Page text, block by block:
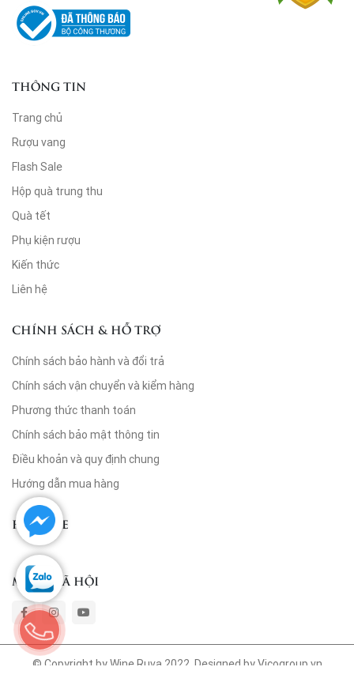
THÔNG TIN
Trang chủ
Rượu vang
Flash Sale
Hộp quà trung thu
Quà tết
Phụ kiện rượu
Kiến thức
Liên hệ
CHÍNH SÁCH & HỖ TRỢ
Chính sách bảo hành và đổi trả
Chính sách vận chuyển và kiểm hàng
Phương thức thanh toán
Chính sách bảo mật thông tin
Điều khoản và quy định chung
Hướng dẫn mua hàng
FANPAGE
MẠNG XÃ HỘI
© Copyright by Wine Ruva 2022. Designed by Vicogroup.vn